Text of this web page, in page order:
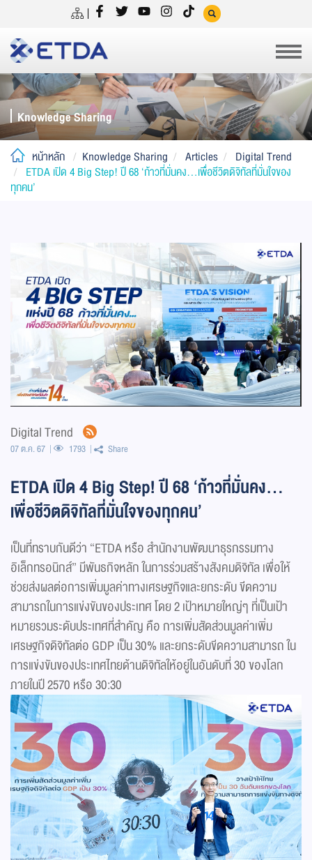
Knowledge Sharing
หน้าหลัก Knowledge Sharing Articles
Digital Trend
ETDA เปิด 4 Big Step! ปี 68 ‘ก้าวที่มั่นคง…เพื่อชีวิตดิจิทัลที่มั่นใจของ
ทุกคน’
Digital Trend
07 ต.ค. 67 1793 Share
ETDA เปิด 4 Big Step! ปี 68 ‘ก้าวที่มั่นคง…
เพื่อชีวิตดิจิทัลที่มั่นใจของทุกคน’
เป็นที่ทราบกันดีว่า “ETDA หรือ สำนักงานพัฒนาธุรกรรมทาง
อิเล็กทรอนิกส์” มีพันธกิจหลัก ในการร่วมสร้างสังคมดิจิทัล เพื่อให้
ช่วยส่งผลต่อการเพิ่มมูลค่าทางเศรษฐกิจและยกระดับ ขีดความ
สามารถในการแข่งขันของประเทศ โดย 2 เป้าหมายใหญ่ๆ ที่เป็นเป้า
หมายรวมระดับประเทศที่สำคัญ คือ การเพิ่มสัดส่วนมูลค่าเพิ่ม
เศรษฐกิจดิจิทัลต่อ GDP เป็น 30% และยกระดับขีดความสามารถ ใน
การแข่งขันของประเทศไทยด้านดิจิทัลให้อยู่ในอันดับที่ 30 ของโลก
ภายในปี 2570 หรือ 30:30